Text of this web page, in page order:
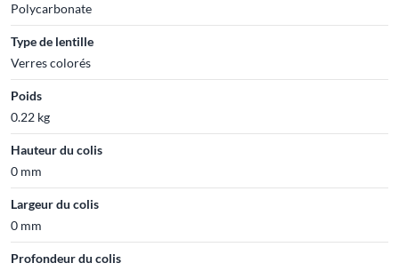
Polycarbonate
Type de lentille
Verres colorés
Poids
0.22 kg
Hauteur du colis
0 mm
Largeur du colis
0 mm
Profondeur du colis